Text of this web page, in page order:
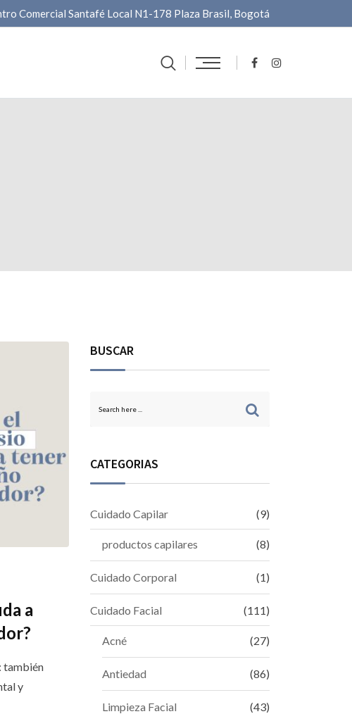
Comercial Santafé Local N1-178 Plaza Brasil, Bogotá
a
también
y
BUSCAR
CATEGORIAS
Cuidado Capilar (9)
productos capilares (8)
Cuidado Corporal (1)
Cuidado Facial (111)
Acné (27)
Antiedad (86)
Limpieza Facial (43)